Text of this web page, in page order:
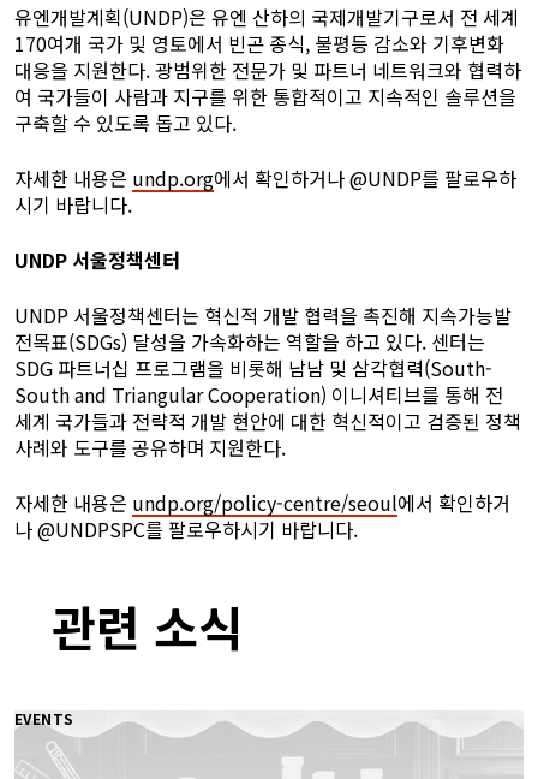
유엔개발계획(UNDP)은 유엔 산하의 국제개발기구로서 전 세계
170여개 국가 및 영토에서 빈곤 종식, 불평등 감소와 기후변화
대응을 지원한다. 광범위한 전문가 및 파트너 네트워크와 협력하
여 국가들이 사람과 지구를 위한 통합적이고 지속적인 솔루션을
구축할 수 있도록 돕고 있다.
자세한 내용은 undp.org에서 확인하거나 @UNDP를 팔로우하
시기 바랍니다.
UNDP 서울정책센터
UNDP 서울정책센터는 혁신적 개발 협력을 촉진해 지속가능발
전목표(SDGs) 달성을 가속화하는 역할을 하고 있다. 센터는
SDG 파트너십 프로그램을 비롯해 남남 및 삼각협력(South-
South and Triangular Cooperation) 이니셔티브를 통해 전
세계 국가들과 전략적 개발 현안에 대한 혁신적이고 검증된 정책
사례와 도구를 공유하며 지원한다.
자세한 내용은 undp.org/policy-centre/seoul에서 확인하거
나 @UNDPSPC를 팔로우하시기 바랍니다.
관련 소식
EVENTS